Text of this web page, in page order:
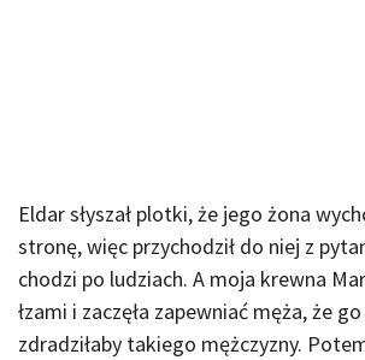
Eldar słyszał plotki, że jego żona
stronę, więc przychodził do niej z
chodzi po ludziach. A moja krewna
łzami i zaczęła zapewniać męża, że
zdradziłaby takiego mężczyzny.